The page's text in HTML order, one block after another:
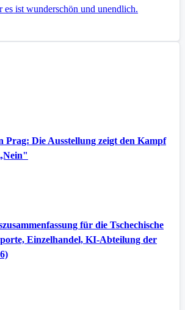
es ist wunderschön und unendlich.
Die Ausstellung zeigt den Kampf
für die Tschechische
Einzelhandel, KI-Abteilung der